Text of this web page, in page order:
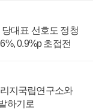
대표 선호도 정청
0.9%p 초접전
지국립연구소와
하기로